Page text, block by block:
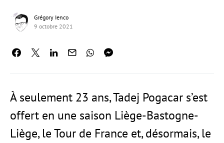
Grégory Ienco
9 octobre 2021
À seulement 23 ans, Tadej Pogacar s’est
offert en une saison Liège-Bastogne-
Liège, le Tour de France et, désormais, le